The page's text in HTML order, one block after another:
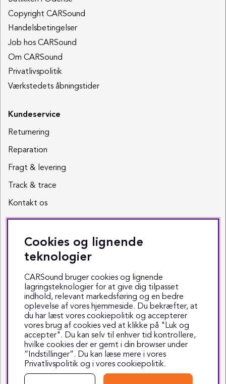
Copyright CARSound
Handelsbetingelser
Job hos CARSound
Om CARSound
Privatlivspolitik
Værkstedets åbningstider
Kundeservice
Returnering
Reparation
Fragt & levering
Track & trace
Kontakt os
Sociale medier
Facebook
Instagram
Youtube
TikTok
Copyright © 1999-2025 CARSound
Middelfartvej 3 - 5000 Odense C - Tlf. 70 70 70 47
Cookies og lignende
teknologier
CARSound bruger cookies og lignende
lagringsteknologier for at give dig tilpasset
indhold, relevant markedsføring og en bedre
oplevelse af vores hjemmeside. Du bekræfter, at
du har læst vores cookiepolitik og accepterer
vores brug af cookies ved at klikke på "Luk og
accepter". Du kan selv til enhver tid kontrollere,
hvilke cookies der er gemt i din browser under
”Indstillinger”. Du kan læse mere i vores
Privatlivspolitik og i vores cookiepolitik.